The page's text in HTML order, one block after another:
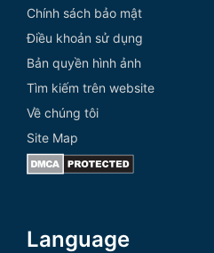
Chính sách bảo mật
Điều khoản sử dụng
Bản quyền hình ảnh
Tìm kiếm trên website
Về chúng tôi
Site Map
Language